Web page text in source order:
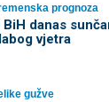
prognoza
BiH danas
vjetra
gužve